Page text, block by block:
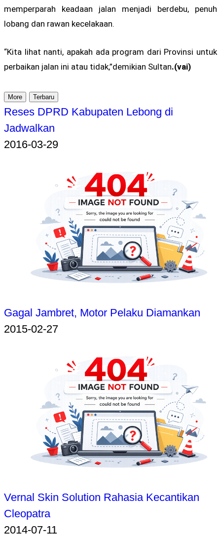
memperparah keadaan jalan menjadi berdebu, penuh
lobang dan rawan kecelakaan.
“Kita lihat nanti, apakah ada program dari Provinsi untuk
perbaikan jalan ini atau tidak,”demikian Sultan.(vai)
More Terbaru
Reses DPRD Kabupaten Lebong di
Jadwalkan
2016-03-29
Gagal Jambret, Motor Pelaku Diamankan
2015-02-27
Vernal Skin Solution Rahasia Kecantikan
Cleopatra
2014-07-11